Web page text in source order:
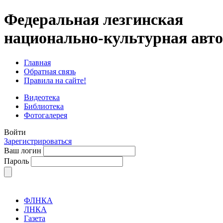
Федеральная лезгинская
национально-культурная
Главная
Обратная связь
Правила на сайте!
Видеотека
Библиотека
Фотогалерея
Войти
Зарегистрироваться
Ваш логин
Пароль
ФЛНКА
ЛНКА
Газета